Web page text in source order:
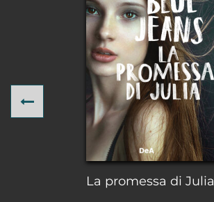
La promessa di Julia
Previous